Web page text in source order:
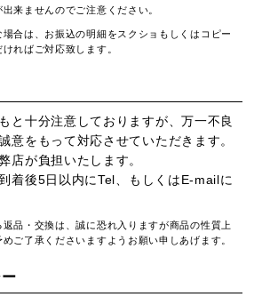
来ませんのでご注意ください。
合は、お振込の明細をスクショもしくはコピー
ればご対応致します。
と十分注意しておりますが、万一不良
意をもって対応させていただきます。
店が負担いたします。
着後5日以内にTel、もしくはE-mailに
品・交換は、誠に恐れ入りますが商品の性質上
ご了承くださいますようお願い申しあげます。